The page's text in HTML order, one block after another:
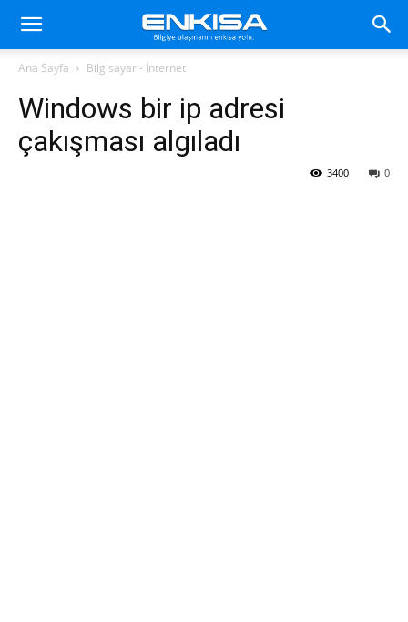
Ana Sayfa Bilgisayar - İnternet
Windows bir ip adresi
çakışması algıladı
0
3400